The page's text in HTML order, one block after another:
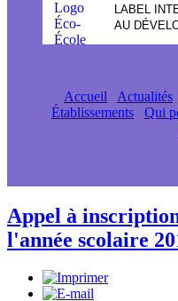
LABEL
AU
Accueil Actualités
Établissements
Qui
Appel à
l'année scolaire